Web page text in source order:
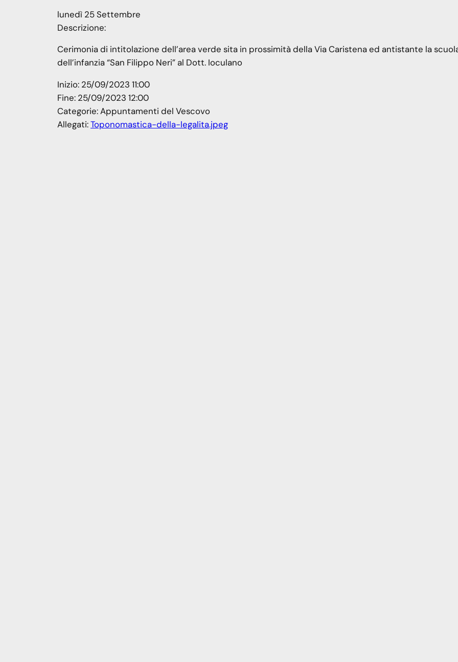
lunedì 25Settembre
Descrizione:
Cerimonia di intitolazione dell’area verde sita in prossimità della Via Caristena ed antistante la
dell’infanzia “San Filippo Neri” al Dott. Ioculano
Inizio: 25/09/2023 11:00
Fine: 25/09/2023 12:00
Categorie:Appuntamenti del Vescovo
Allegati:Toponomastica-della-legalita.jpeg